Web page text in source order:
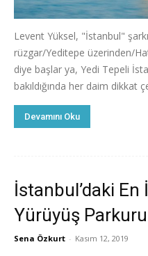
Levent Yüksel, "İstanbul"
rüzgar/Yeditepe üzerinden/
diye başlar ya, Yedi Tepeli
bakıldığında her daim dikkat
Devamını Oku
İstanbul’daki En
Yürüyüş Parkuru
Sena Özkurt - Kasım 12, 2019